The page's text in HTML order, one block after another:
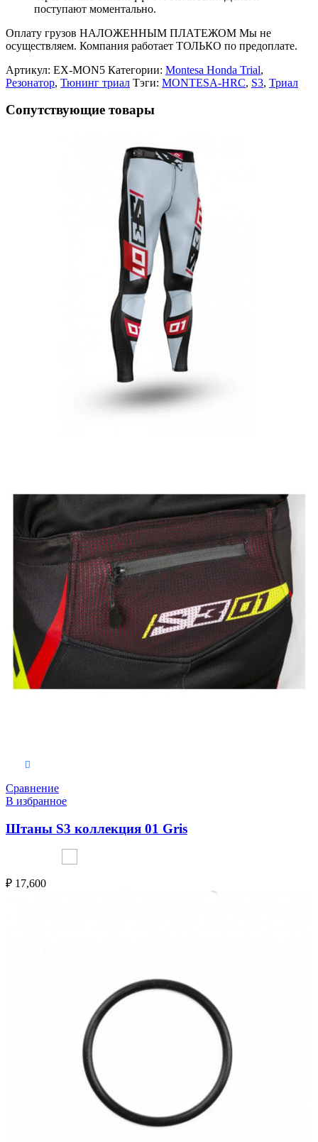
поступают моментально.
Оплату грузов НАЛОЖЕННЫМ ПЛАТЕЖОМ Мы не
осуществляем. Компания работает ТОЛЬКО по предоплате.
Артикул: EX-MON5 Категории: Montesa Honda Trial,
Резонатор, Тюнинг триал Тэги: MONTESA-HRC, S3, Триал
Сопутствующие товары
Сравнение
В избранное
Штаны S3 коллекция 01 Gris
₽ 17,600